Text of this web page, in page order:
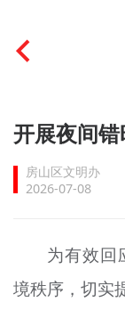
首页
文明创建
文明培育
未成年人思想
开展夜间
房山区文明办
2026-07-08
为有效回
境秩序，切实